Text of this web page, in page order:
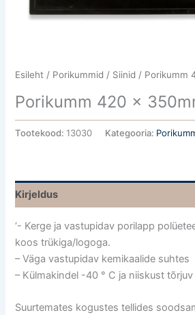
Esileht / Porikummid / Siinid / Porikumm
Porikumm 420 x
Tootekood:13030 Kategooria:
Kirjeldus
‘- Kerge ja vastupidav porilapp
koos trükiga/logoga.
– Väga vastupidav kemikaalide suhtes
– Külmakindel -40 ° C ja niiskust tõrjuv
Suurtemates kogustes tellides